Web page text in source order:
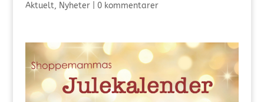
Aktuelt, Nyheter| 0 kommentarer